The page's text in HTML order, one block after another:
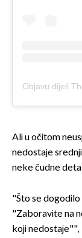
Ali u očitom
nedostaje
neke čudne
"Što se
"Zaboravite na
koji nedostaje"",